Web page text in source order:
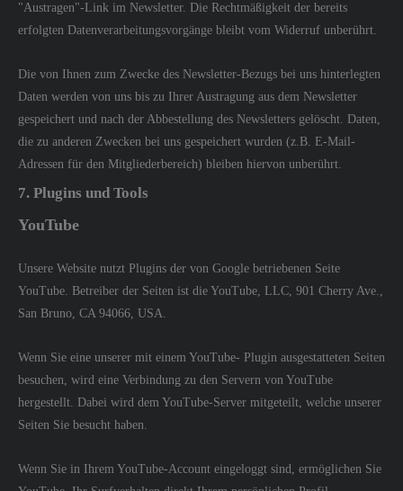
"Austragen"-Link im Newsletter. Die Rechtmäßigkeit der bereits
erfolgten Datenverarbeitungsvorgänge bleibt vom Widerruf unberührt.
Die von Ihnen zum Zwecke des Newsletter-Bezugs bei uns hinterlegten
Daten werden von uns bis zu Ihrer Austragung aus dem Newsletter
gespeichert und nach der Abbestellung des Newsletters gelöscht. Daten,
die zu anderen Zwecken bei uns gespeichert wurden (z.B. E-Mail-
Adressen für den Mitgliederbereich) bleiben hiervon unberührt.
7. Plugins und Tools
YouTube
Unsere Website nutzt Plugins der von Google betriebenen Seite
YouTube. Betreiber der Seiten ist die YouTube, LLC, 901 Cherry Ave.,
San Bruno, CA 94066, USA.
Wenn Sie eine unserer mit einem YouTube- Plugin ausgestatteten Seiten
besuchen, wird eine Verbindung zu den Servern von YouTube
hergestellt. Dabei wird dem YouTube-Server mitgeteilt, welche unserer
Seiten Sie besucht haben.
Wenn Sie in Ihrem YouTube-Account eingeloggt sind, ermöglichen Sie